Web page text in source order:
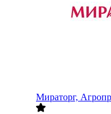
Мираторг,